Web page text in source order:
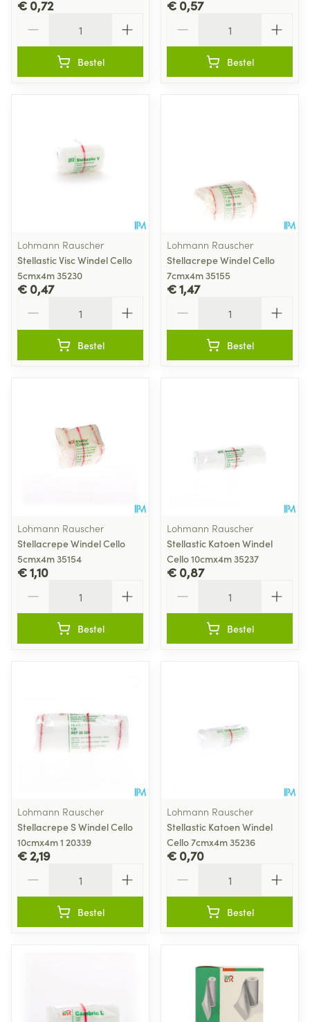
€ 0,72
Bestel
€ 0,57
Bestel
Lohmann Rauscher
Stellastic Visc Windel Cello
5cmx4m 35230
€ 0,47
Bestel
Lohmann Rauscher
Stellacrepe Windel Cello
7cmx4m 35155
€ 1,47
Bestel
Lohmann Rauscher
Stellacrepe Windel Cello
5cmx4m 35154
€ 1,10
Bestel
Lohmann Rauscher
Stellastic Katoen Windel
Cello 10cmx4m 35237
€ 0,87
Bestel
Lohmann Rauscher
Stellacrepe S Windel Cello
10cmx4m 1 20339
€ 2,19
Bestel
Lohmann Rauscher
Stellastic Katoen Windel
Cello 7cmx4m 35236
€ 0,70
Bestel